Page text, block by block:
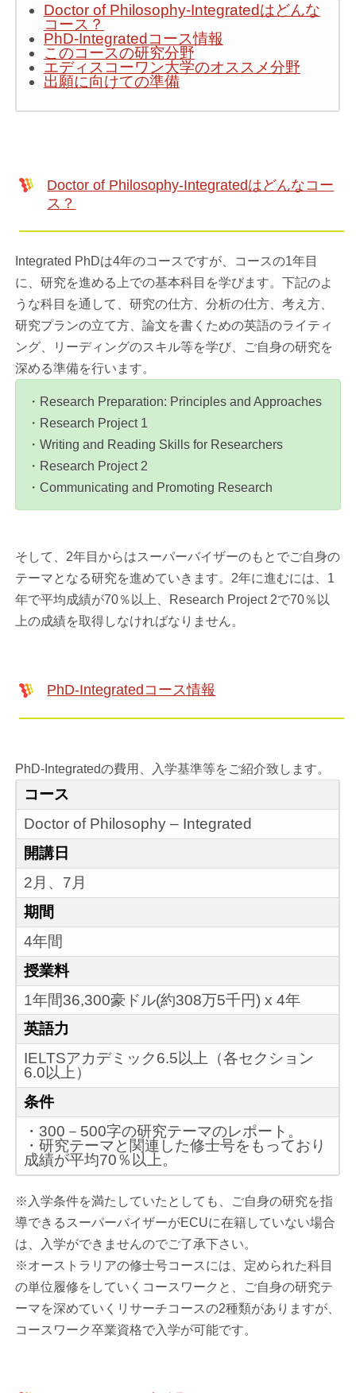
Doctor of Philosophy-Integratedはどんな
コース？
PhD-Integratedコース情報
このコースの研究分野
エディスコーワン大学のオススメ分野
出願に向けての準備
Doctor of Philosophy-Integratedはどんなコー
ス？
Integrated PhDは4年のコースですが、コースの1年目
に、研究を進める上での基本科目を学びます。下記のよ
うな科目を通して、研究の仕方、分析の仕方、考え方、
研究プランの立て方、論文を書くための英語のライティ
ング、リーディングのスキル等を学び、ご自身の研究を
深める準備を行います。
・Research Preparation: Principles and Approaches
・Research Project 1
・Writing and Reading Skills for Researchers
・Research Project 2
・Communicating and Promoting Research
そして、2年目からはスーパーバイザーのもとでご自身の
テーマとなる研究を進めていきます。2年に進むには、1
年で平均成績が70％以上、Research Project 2で70％以
上の成績を取得しなければなりません。
PhD-Integratedコース情報
PhD-Integratedの費用、入学基準等をご紹介致します。
コース
Doctor of Philosophy – Integrated
開講日
2月、7月
期間
4年間
授業料
1年間36,300豪ドル(約308万5千円) x 4年
英語力
IELTSアカデミック6.5以上（各セクション
6.0以上）
条件
・300－500字の研究テーマのレポート。
・研究テーマと関連した修士号をもっており
成績が平均70％以上。
※入学条件を満たしていたとしても、ご自身の研究を指
導できるスーパーバイザーがECUに在籍していない場合
は、入学ができませんのでご了承下さい。
※オーストラリアの修士号コースには、定められた科目
の単位履修をしていくコースワークと、ご自身の研究テ
ーマを深めていくリサーチコースの2種類がありますが、
コースワーク卒業資格で入学が可能です。